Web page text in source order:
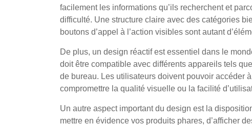
facilement les informations qu’ils recherchent et
difficulté. Une structure claire avec des catégories
boutons d’appel à l’action visibles sont autant
De plus, un design réactif est essentiel dans le
doit être compatible avec différents appareils tels
de bureau. Les utilisateurs doivent pouvoir accéder
compromettre la qualité visuelle ou la facilité
Un autre aspect important du design est la
mettre en évidence vos produits phares, d’afficher